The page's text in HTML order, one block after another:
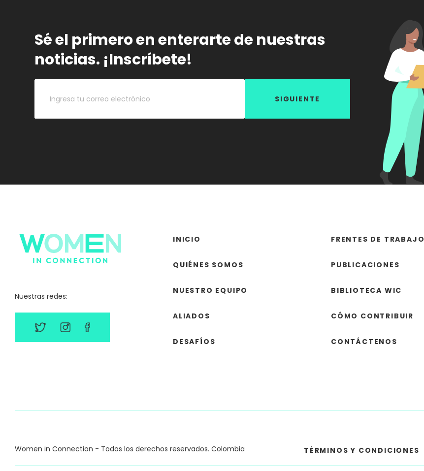
Sé el primero en enterarte de nuestras
noticias. ¡Inscríbete!
SIGUIENTE
Nuestras redes:
INICIO
QUIÉNES SOMOS
NUESTRO EQUIPO
ALIADOS
DESAFÍOS
FRENTES DE TRABAJO
PUBLICACIONES
BIBLIOTECA WIC
CÓMO CONTRIBUIR
CONTÁCTENOS
Women in Connection - Todos los derechos reservados. Colombia TÉRMINOS Y CONDICIONES